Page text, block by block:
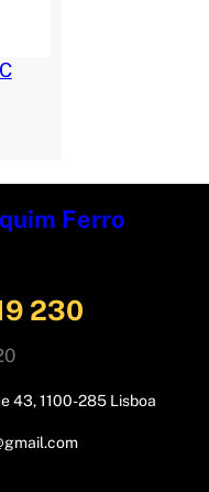
Ferro
230
43, 1100-285 Lisboa